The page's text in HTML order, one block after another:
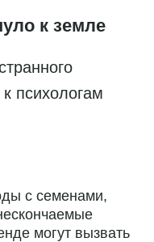
к земле
психологам
с семенами,
могут вызвать